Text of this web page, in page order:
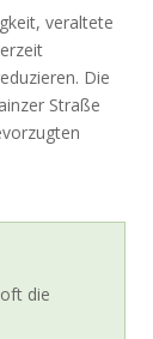
veraltete
Die
Straße
die